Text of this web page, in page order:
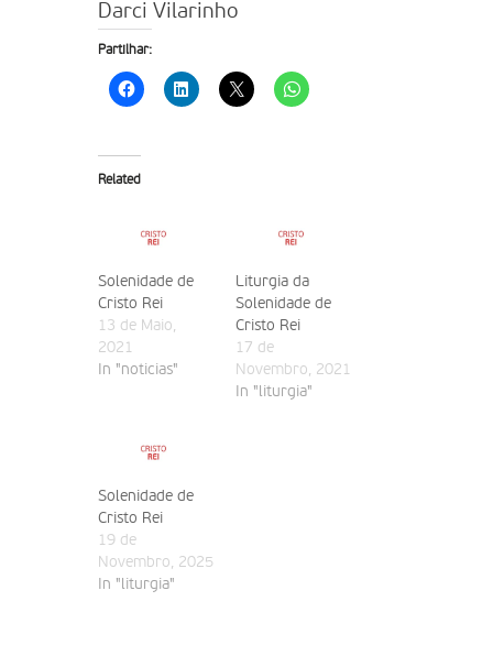
Darci Vilarinho
Partilhar:
Related
Solenidade de
Cristo Rei
13 de Maio,
2021
In "noticias"
Liturgia da
Solenidade de
Cristo Rei
17 de
Novembro, 2021
In "liturgia"
Solenidade de
Cristo Rei
19 de
Novembro, 2025
In "liturgia"